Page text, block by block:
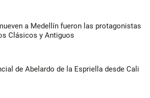
a Medellín fueron las protagonistas
Clásicos y Antiguos
de Abelardo de la Espriella desde Cali